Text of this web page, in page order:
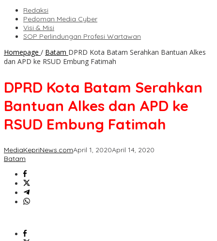
Redaksi
Pedoman Media Cyber
Visi & Misi
SOP Perlindungan Profesi Wartawan
Homepage / Batam DPRD Kota Batam Serahkan Bantuan Alkes
dan APD ke RSUD Embung Fatimah
DPRD Kota Batam Serahkan
Bantuan Alkes dan APD ke
RSUD Embung Fatimah
MediaKepriNews.comApril 1, 2020April 14, 2020
Batam